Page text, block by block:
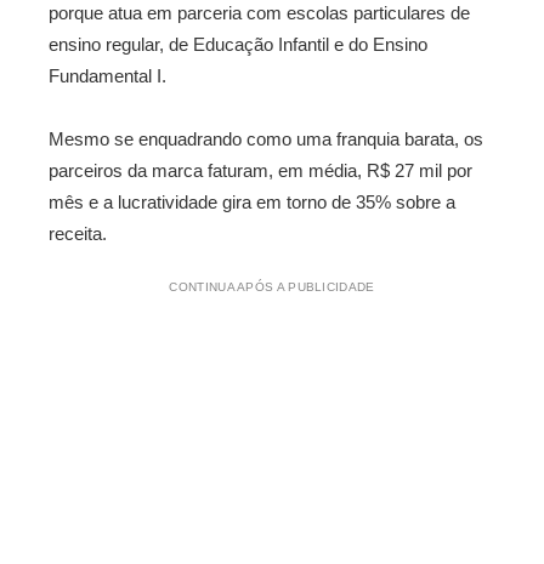
porque atua em parceria com escolas particulares de
ensino regular, de Educação Infantil e do Ensino
Fundamental I.
Mesmo se enquadrando como uma franquia barata, os
parceiros da marca faturam, em média, R$ 27 mil por
mês e a lucratividade gira em torno de 35% sobre a
receita.
CONTINUA APÓS A PUBLICIDADE